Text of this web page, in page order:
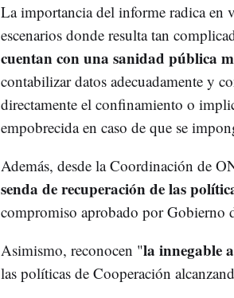
La importancia del informe radica en
escenarios donde resulta tan
cuentan con una sanidad pública
contabilizar datos adecuadamente y
directamente el confinamiento o
empobrecida en caso de que se
Además, desde la Coordinación de
senda de recuperación de las
compromiso aprobado por Gobierno
Asimismo, reconocen "la innegable
las políticas de Cooperación